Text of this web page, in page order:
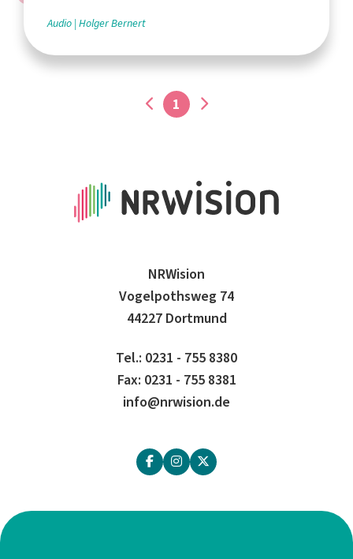
Audio Holger Bernert
1
NRWision
Vogelpothsweg 74
44227 Dortmund
Tel.: 0231 - 755 8380
Fax: 0231 - 755 8381
info@nrwision.de